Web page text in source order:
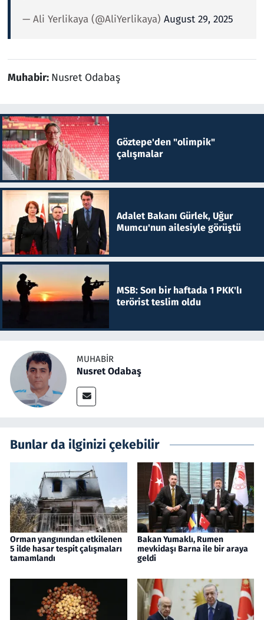
— Ali Yerlikaya (@AliYerlikaya) August 29, 2025
Muhabir: Nusret Odabaş
Göztepe'den "olimpik"
çalışmalar
Adalet Bakanı Gürlek, Uğur
Mumcu'nun ailesiyle görüştü
MSB: Son bir haftada 1 PKK'lı
terörist teslim oldu
MUHABIR
Nusret Odabaş
Bunlar da ilginizi çekebilir
Orman yangınından etkilenen
5 ilde hasar tespit çalışmaları
tamamlandı
Bakan Yumaklı, Rumen
mevkidaşı Barna ile bir araya
geldi